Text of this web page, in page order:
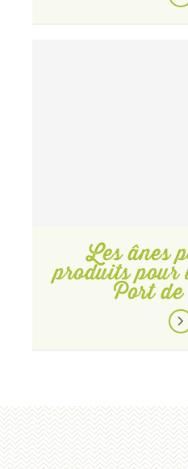
Les ânes
produits pour
Port